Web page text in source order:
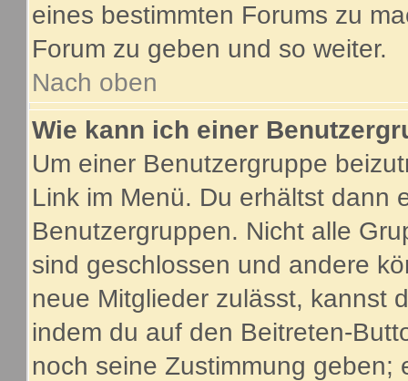
eines bestimmten Forums zu
Forum zu geben und so weiter.
Nach oben
Wie kann ich einer
Um einer Benutzergruppe
Link im Menü. Du erhältst dann
Benutzergruppen. Nicht alle
sind geschlossen und andere
neue Mitglieder zulässt, kannst
indem du auf den Beitreten-
noch seine Zustimmung geben;